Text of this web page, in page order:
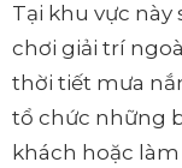
Tại khu vực
chơi giải trí
thời tiết mưa
tổ chức những
khách hoặc